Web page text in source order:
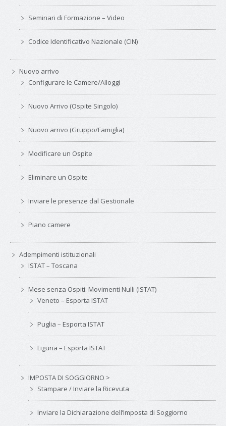
Seminari di Formazione – Video
Codice Identificativo Nazionale (CIN)
Nuovo arrivo
Configurare le Camere/Alloggi
Nuovo Arrivo (Ospite Singolo)
Nuovo arrivo (Gruppo/Famiglia)
Modificare un Ospite
Eliminare un Ospite
Inviare le presenze dal Gestionale
Piano camere
Adempimenti istituzionali
ISTAT – Toscana
Mese senza Ospiti: Movimenti Nulli (ISTAT)
Veneto – Esporta ISTAT
Puglia – Esporta ISTAT
Liguria – Esporta ISTAT
IMPOSTA DI SOGGIORNO >
Stampare / Inviare la Ricevuta
Inviare la Dichiarazione dell’Imposta di Soggiorno